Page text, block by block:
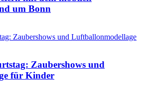
um Bonn
Zaubershows und
für Kinder